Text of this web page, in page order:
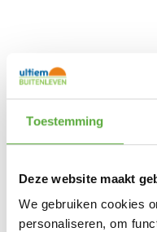
Toestemming
Deze website maakt
We gebruiken cookies
personaliseren, om